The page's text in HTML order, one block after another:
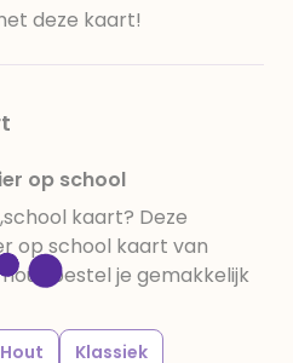
deze kaart!
op school
kaart? Deze
op school kaart van
bestel je gemakkelijk
Hout
Klassiek